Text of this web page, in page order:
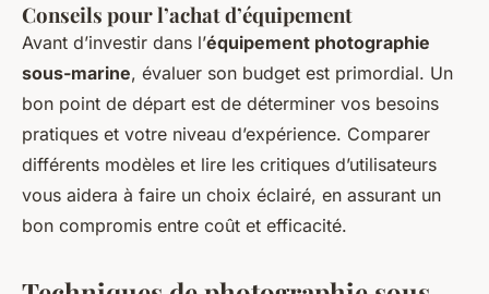
Conseils pour l’achat d’équipement
Avant d’investir dans l’équipement photographie
sous-marine, évaluer son budget est primordial. Un
bon point de départ est de déterminer vos besoins
pratiques et votre niveau d’expérience. Comparer
différents modèles et lire les critiques d’utilisateurs
vous aidera à faire un choix éclairé, en assurant un
bon compromis entre coût et efficacité.